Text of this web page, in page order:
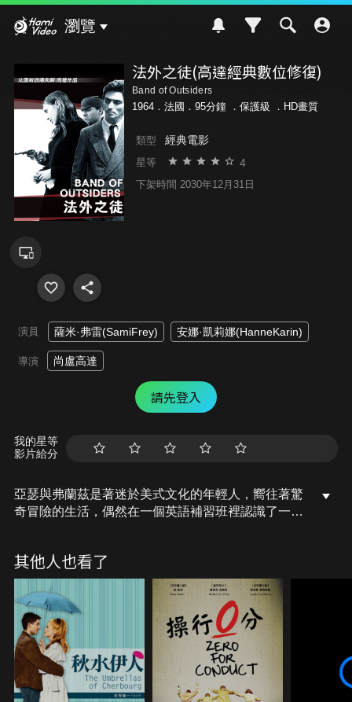
瀏覽
法外之徒(高達經典數位修復)
Band of Outsiders
1964．法國．95分鐘 ． 保護級 ．HD畫質
類型 經典電影
星等 4
下架時間 2030年12月31日
演員 薩米·弗雷(SamiFrey) 安娜·凱莉娜(HanneKarin)
導演 尚盧高達
請先登入
我的星等
影片給分
亞瑟與弗蘭茲是著迷於美式文化的年輕人，嚮往著驚
奇冒險的生活，偶然在一個英語補習班裡認識了一位
說出他寄宿的家庭裡有著鉅額的現金，讓亞瑟聽到後
非常的心動，並計畫要前往行竊，不料在行竊過程中
被屋主發現，亞瑟失手將屋主殺死後，他們三人的命
運會因為這次的行竊變成如何呢?
其他人也看了